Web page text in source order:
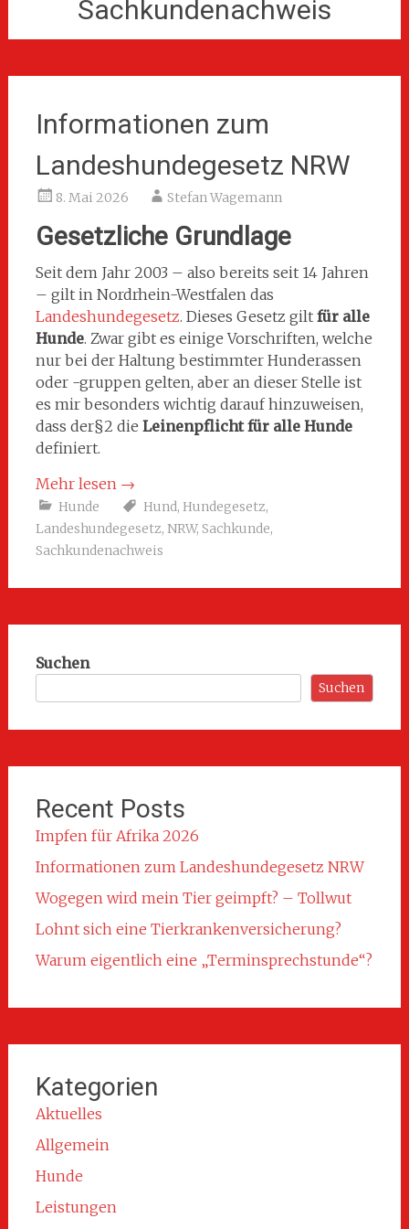
Sachkundenachweis
Informationen zum
Landeshundegesetz NRW
8. Mai 2026 Stefan Wagemann
Gesetzliche Grundlage
Seit dem Jahr 2003 – also bereits seit 14 Jahren
– gilt in Nordrhein-Westfalen das
Landeshundegesetz. Dieses Gesetz gilt für alle
Hunde. Zwar gibt es einige Vorschriften, welche
nur bei der Haltung bestimmter Hunderassen
oder -gruppen gelten, aber an dieser Stelle ist
es mir besonders wichtig darauf hinzuweisen,
dass der§2 die Leinenpflicht für alle Hunde
definiert.
Mehr lesen →
Hunde Hund, Hundegesetz,
Landeshundegesetz, NRW, Sachkunde,
Sachkundenachweis
Suchen
Suchen
Recent Posts
Impfen für Afrika 2026
Informationen zum Landeshundegesetz NRW
Wogegen wird mein Tier geimpft? – Tollwut
Lohnt sich eine Tierkrankenversicherung?
Warum eigentlich eine „Terminsprechstunde“?
Kategorien
Aktuelles
Allgemein
Hunde
Leistungen